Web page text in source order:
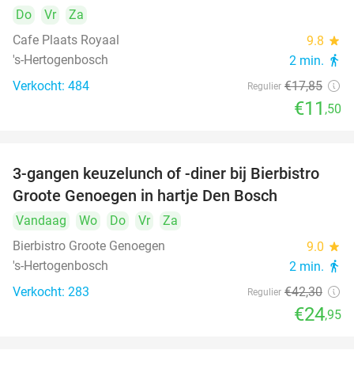
Do Vr
Za
Cafe Plaats Royaal
9.8 star
's-Hertogenbosch 2 min. directions_walk
Verkocht: 484 Regulier €17,85
€11 ,50
41%
3-gangen keuzelunch of -diner bij Bierbistro
Groote Genoegen in hartje Den Bosch
Vandaag Wo Do Vr
Za
Bierbistro Groote Genoegen
9.0 star
's-Hertogenbosch 2 min. directions_walk
Verkocht: 283 Regulier €42,30
€24,95